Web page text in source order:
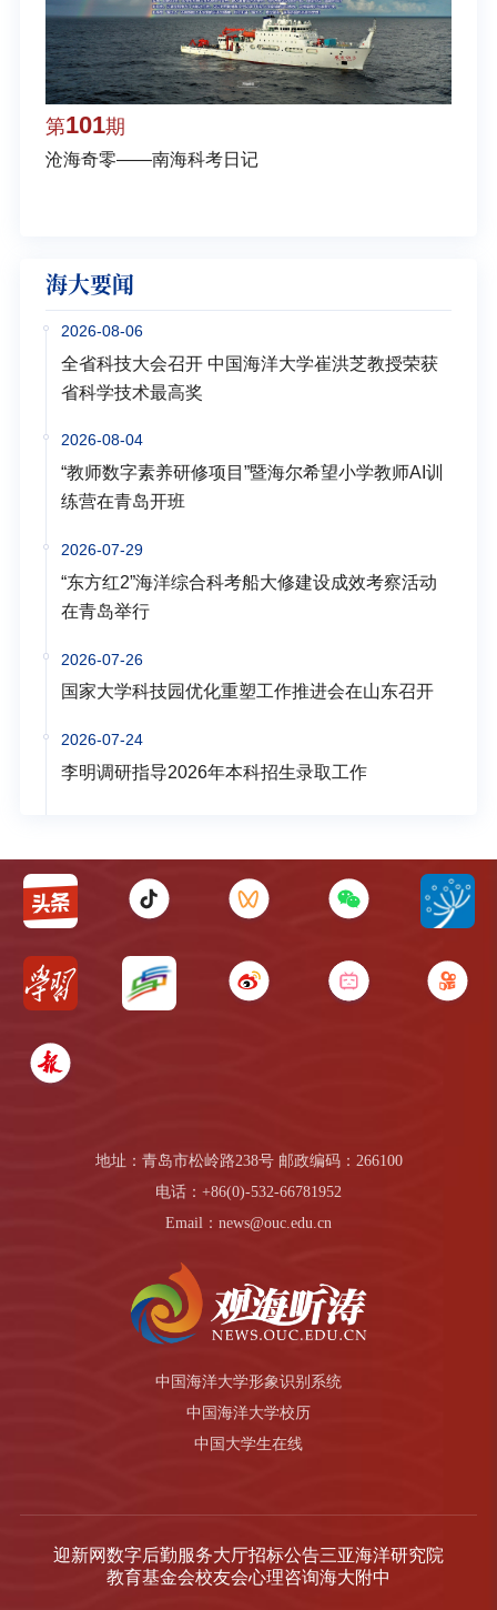
第101期
沧海奇零——南海科考日记
海大要闻
2026-08-06
全省科技大会召开 中国海洋大学崔洪芝教授荣获
省科学技术最高奖
2026-08-04
“教师数字素养研修项目”暨海尔希望小学教师AI训
练营在青岛开班
2026-07-29
“东方红2”海洋综合科考船大修建设成效考察活动
在青岛举行
2026-07-26
国家大学科技园优化重塑工作推进会在山东召开
2026-07-24
李明调研指导2026年本科招生录取工作
地址：青岛市松岭路238号 邮政编码：266100
电话：+86(0)-532-66781952
Email：news@ouc.edu.cn
中国海洋大学形象识别系统
中国海洋大学校历
中国大学生在线
迎新网数字后勤服务大厅招标公告三亚海洋研究院
教育基金会校友会心理咨询海大附中